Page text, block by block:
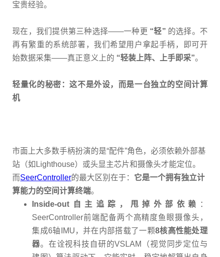
宝贵经验。
现在，我们提供第三种选择——一种更 “轻” 的选择。不
再有繁重的系统部署，我们希望用户拿起手柄，即可开
始数据采集——真正意义上的 “轻装上阵、上手即采”。
轻量化的秘密：这不是外设，而是一台独立的空间计算
机
市面上大多数手柄扮演的是“配件”角色，必须依赖外部基
站（如 Lighthouse）或头显主芯片和摄像头才能定位。
而SeerController的最大区别在于： 它是一个拥有独立计
算能力的空间计算终端。
Inside-out 自主追踪，甩掉外部依赖
：
SeerController前端配备两个高精度鱼眼摄像头，
集成6轴 IMU，并在内部搭载了一颗8核高性能处理
器。在诠视科技自研的VSLAM
（视觉同步定位与